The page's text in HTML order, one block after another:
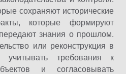
сохраняют исторические
которые формируют
знания о прошлом.
или реконструкция в
требования к
и согласовывать